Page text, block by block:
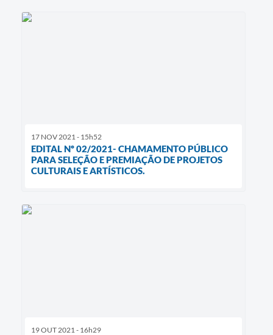
17 NOV 2021 - 15h52
EDITAL Nº 02/2021- CHAMAMENTO PÚBLICO
PARA SELEÇÃO E PREMIAÇÃO DE PROJETOS
CULTURAIS E ARTÍSTICOS.
19 OUT 2021 - 16h29